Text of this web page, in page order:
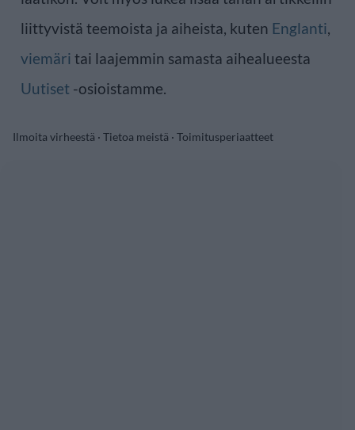
liittyvistä teemoista ja aiheista, kuten Englanti,
viemäri tai laajemmin samasta aihealueesta
Uutiset -osioistamme.
Ilmoita virheestä · Tietoa meistä · Toimitusperiaatteet